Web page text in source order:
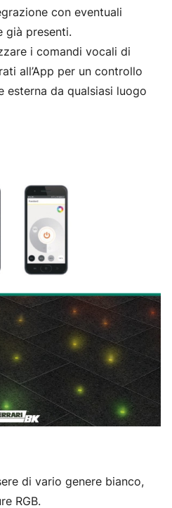
con eventuali
già presenti.
i comandi vocali di
all’App per un controllo
esterna da qualsiasi luogo
di vario genere bianco,
RGB.